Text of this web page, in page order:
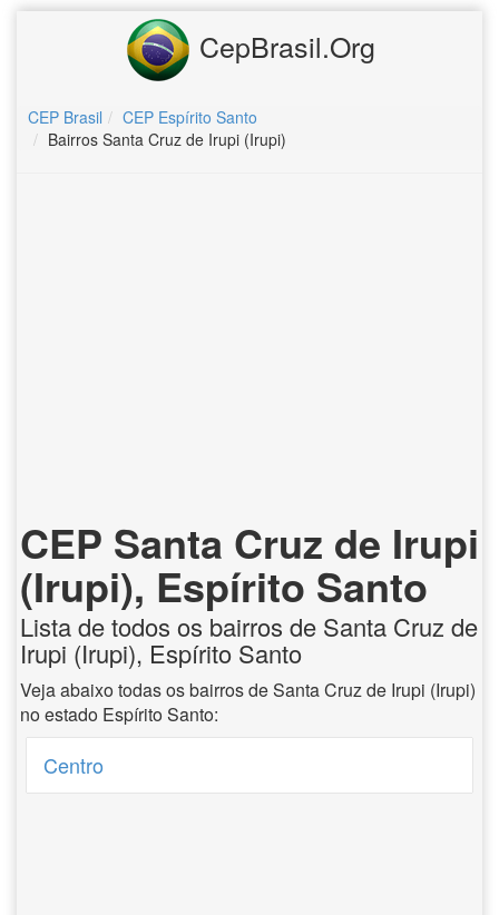
CepBrasil.Org
CEP Brasil
CEP Espírito Santo
Bairros Santa Cruz de Irupi (Irupi)
CEP Santa Cruz de Irupi
(Irupi), Espírito Santo
Lista de todos os bairros de Santa Cruz de
Irupi (Irupi), Espírito Santo
Veja abaixo todas os bairros de Santa Cruz de Irupi (Irupi)
no estado Espírito Santo:
Centro